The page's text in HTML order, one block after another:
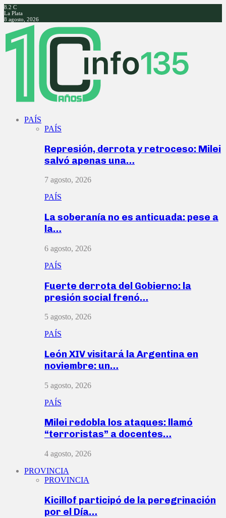
8.2 C
La Plata
8 agosto, 2026
Facebook
Twitter
Instagram
Youtube
PAÍS
PAÍS
Represión, derrota y retroceso: Milei
salvó apenas una…
7 agosto, 2026
PAÍS
La soberanía no es anticuada: pese a
la…
6 agosto, 2026
PAÍS
Fuerte derrota del Gobierno: la
presión social frenó…
5 agosto, 2026
PAÍS
León XIV visitará la Argentina en
noviembre: un…
5 agosto, 2026
PAÍS
Milei redobla los ataques: llamó
“terroristas” a docentes…
4 agosto, 2026
PROVINCIA
PROVINCIA
Kicillof participó de la peregrinación
por el Día…